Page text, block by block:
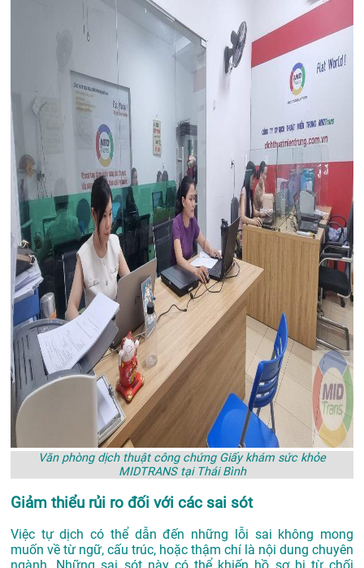
Văn phòng dịch thuật công chứng Giấy khám sức khỏe
MIDTRANS tại Thái Bình
Giảm thiểu rủi ro đối với các sai sót
Việc tự dịch có thể dẫn đến những lỗi sai không mong
muốn về từ ngữ, cấu trúc, hoặc thậm chí là nội dung chuyên